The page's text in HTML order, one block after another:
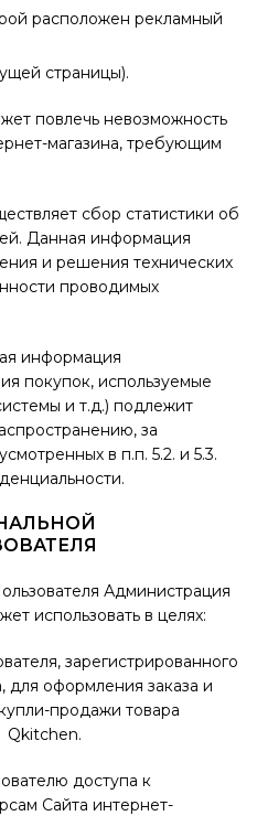
расположен рекламный
страницы).
повлечь невозможность
магазина, требующим
сбор статистики об
Данная информация
и решения технических
проводимых
информация
покупок, используемые
и т.д.) подлежит
за
в п.п. 5.2. и 5.3.
Администрация
использовать в целях:
зарегистрированного
для оформления заказа и
продажи товара
Qkitchen.
доступа к
Сайта интернет-